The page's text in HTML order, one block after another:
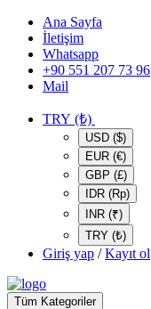
Ana Sayfa
İletişim
Whatsapp
+90 551 207 73 96
Mail
TRY (₺)
USD ($)
EUR (€)
GBP (£)
IDR (Rp)
INR (₹)
TRY (₺)
Giriş yap / Kayıt ol
Tüm Kategoriler